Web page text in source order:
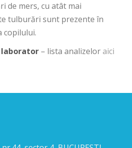
de mers, cu atât mai
tulburări sunt prezente în
copilului.
laborator – lista analizeloraici